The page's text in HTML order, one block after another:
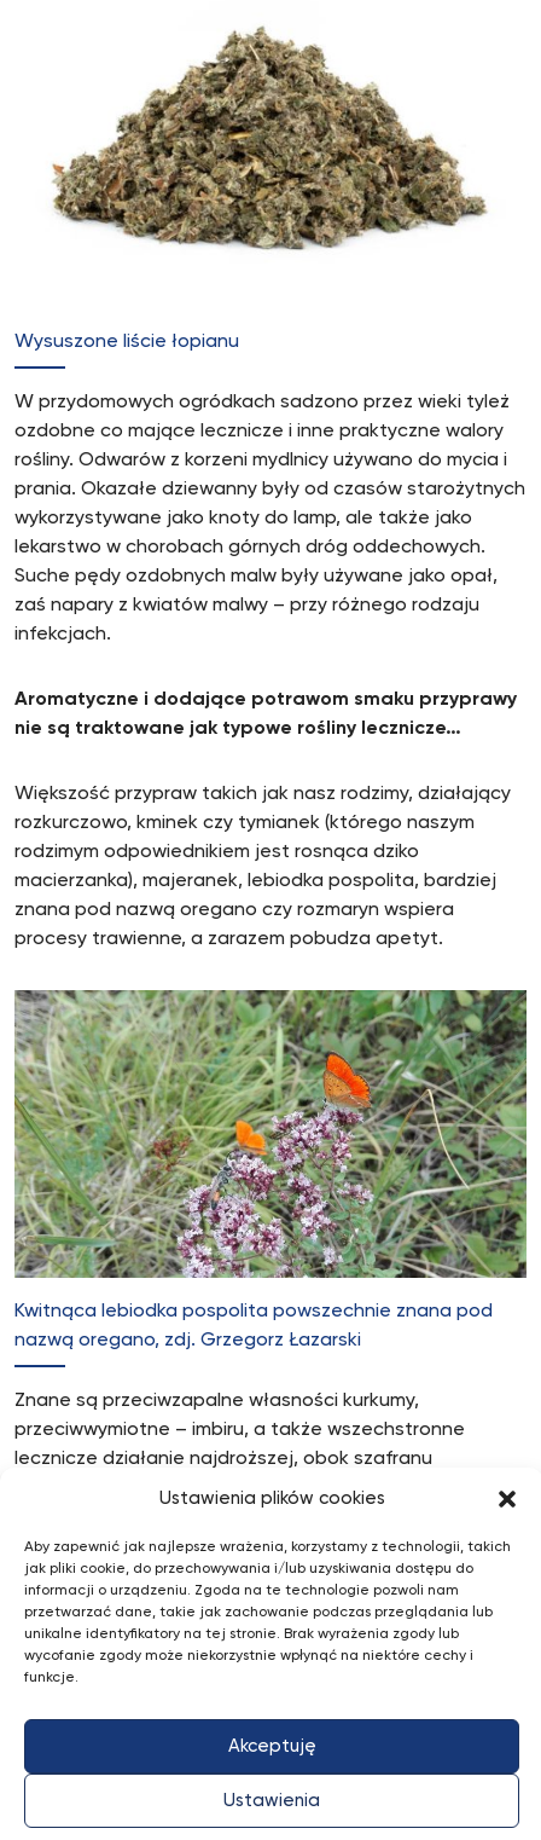
Ustawienia plików cookies
Aby zapewnić jak najlepsze wrażenia, korzystamy z technologii, takich
jak pliki cookie, do przechowywania i/lub uzyskiwania dostępu do
informacji o urządzeniu. Zgoda na te technologie pozwoli nam
przetwarzać dane, takie jak zachowanie podczas przeglądania lub
unikalne identyfikatory na tej stronie. Brak wyrażenia zgody lub
wycofanie zgody może niekorzystnie wpłynąć na niektóre cechy i
funkcje.
Akceptuję
Ustawienia
Wysuszone liście łopianu
W przydomowych ogródkach sadzono przez wieki tyleż
ozdobne co mające lecznicze i inne praktyczne walory
rośliny. Odwarów z korzeni mydlnicy używano do mycia i
prania. Okazałe dziewanny były od czasów starożytnych
wykorzystywane jako knoty do lamp, ale także jako
lekarstwo w chorobach górnych dróg oddechowych.
Suche pędy ozdobnych malw były używane jako opał,
zaś napary z kwiatów malwy – przy różnego rodzaju
infekcjach.
Aromatyczne i dodające potrawom smaku przyprawy
nie są traktowane jak typowe rośliny lecznicze…
Większość przypraw takich jak nasz rodzimy, działający
rozkurczowo, kminek czy tymianek (którego naszym
rodzimym odpowiednikiem jest rosnąca dziko
macierzanka), majeranek, lebiodka pospolita, bardziej
znana pod nazwą oregano czy rozmaryn wspiera
procesy trawienne, a zarazem pobudza apetyt.
Kwitnąca lebiodka pospolita powszechnie znana pod
nazwą oregano, zdj. Grzegorz Łazarski
Znane są przeciwzapalne własności kurkumy,
przeciwwymiotne – imbiru, a także wszechstronne
lecznicze działanie najdroższej, obok szafranu
przyprawy – kardamonu. To tylko niektóre z przypraw,
mające zarazem dobroczynny wpływ na nasze zdrowie.
Zgodnie z przypisywanymi Hipokratesowi słowami: „Niech
pożywienie będzie twoim lekarstwem, a lekarstwo
pożywieniem”.